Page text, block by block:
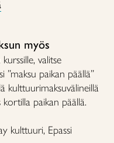
myös
valitse
”maksu paikan päällä”
kulttuurimaksuvälineillä
paikan päällä.
kulttuuri, Epassi